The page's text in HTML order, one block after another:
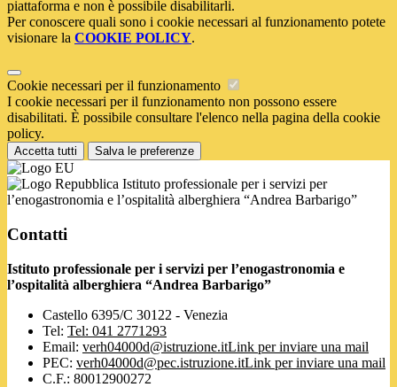
piattaforma e non è possibile disabilitarli.
Per conoscere quali sono i cookie necessari al funzionamento potete
visionare la COOKIE POLICY.
Cookie necessari per il funzionamento
I cookie necessari per il funzionamento non possono essere
disabilitati. È possibile consultare l'elenco nella pagina della cookie
policy.
Accetta tutti Salva le preferenze
Istituto professionale per i servizi per
l’enogastronomia e l’ospitalità alberghiera “Andrea Barbarigo”
Contatti
Istituto professionale per i servizi per l’enogastronomia e
l’ospitalità alberghiera “Andrea Barbarigo”
Castello 6395/C 30122 - Venezia
Tel: Tel: 041 2771293
Email: verh04000d@istruzione.itLink per inviare una mail
PEC: verh04000d@pec.istruzione.itLink per inviare una mail
C.F.: 80012900272